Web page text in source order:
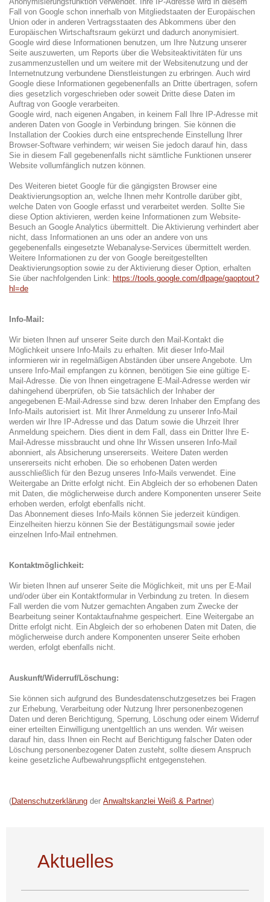
Anonymisierungsfunktion verwendet. Ihre IP-Adresse wird in diesem
Fall von Google schon innerhalb von Mitgliedstaaten der Europäischen
Union oder in anderen Vertragsstaaten des Abkommens über den
Europäischen Wirtschaftsraum gekürzt und dadurch anonymisiert.
Google wird diese Informationen benutzen, um Ihre Nutzung unserer
Seite auszuwerten, um Reports über die Websiteaktivitäten für uns
zusammenzustellen und um weitere mit der Websitenutzung und der
Internetnutzung verbundene Dienstleistungen zu erbringen. Auch wird
Google diese Informationen gegebenenfalls an Dritte übertragen, sofern
dies gesetzlich vorgeschrieben oder soweit Dritte diese Daten im
Auftrag von Google verarbeiten.
Google wird, nach eigenen Angaben, in keinem Fall Ihre IP-Adresse mit
anderen Daten von Google in Verbindung bringen. Sie können die
Installation der Cookies durch eine entsprechende Einstellung Ihrer
Browser-Software verhindern; wir weisen Sie jedoch darauf hin, dass
Sie in diesem Fall gegebenenfalls nicht sämtliche Funktionen unserer
Website vollumfänglich nutzen können.
Des Weiteren bietet Google für die gängigsten Browser eine
Deaktivierungsoption an, welche Ihnen mehr Kontrolle darüber gibt,
welche Daten von Google erfasst und verarbeitet werden. Sollte Sie
diese Option aktivieren, werden keine Informationen zum Website-
Besuch an Google Analytics übermittelt. Die Aktivierung verhindert aber
nicht, dass Informationen an uns oder an andere von uns
gegebenenfalls eingesetzte Webanalyse-Services übermittelt werden.
Weitere Informationen zu der von Google bereitgestellten
Deaktivierungsoption sowie zu der Aktivierung dieser Option, erhalten
Sie über nachfolgenden Link: https://tools.google.com/dlpage/gaoptout?
hl=de
Info-Mail:
Wir bieten Ihnen auf unserer Seite durch den Mail-Kontakt die
Möglichkeit unsere Info-Mails zu erhalten. Mit dieser Info-Mail
informieren wir in regelmäßigen Abständen über unsere Angebote. Um
unsere Info-Mail empfangen zu können, benötigen Sie eine gültige E-
Mail-Adresse. Die von Ihnen eingetragene E-Mail-Adresse werden wir
dahingehend überprüfen, ob Sie tatsächlich der Inhaber der
angegebenen E-Mail-Adresse sind bzw. deren Inhaber den Empfang des
Info-Mails autorisiert ist. Mit Ihrer Anmeldung zu unserer Info-Mail
werden wir Ihre IP-Adresse und das Datum sowie die Uhrzeit Ihrer
Anmeldung speichern. Dies dient in dem Fall, dass ein Dritter Ihre E-
Mail-Adresse missbraucht und ohne Ihr Wissen unseren Info-Mail
abonniert, als Absicherung unsererseits. Weitere Daten werden
unsererseits nicht erhoben. Die so erhobenen Daten werden
ausschließlich für den Bezug unseres Info-Mails verwendet. Eine
Weitergabe an Dritte erfolgt nicht. Ein Abgleich der so erhobenen Daten
mit Daten, die möglicherweise durch andere Komponenten unserer Seite
erhoben werden, erfolgt ebenfalls nicht.
Das Abonnement dieses Info-Mails können Sie jederzeit kündigen.
Einzelheiten hierzu können Sie der Bestätigungsmail sowie jeder
einzelnen Info-Mail entnehmen.
Kontaktmöglichkeit:
Wir bieten Ihnen auf unserer Seite die Möglichkeit, mit uns per E-Mail
und/oder über ein Kontaktformular in Verbindung zu treten. In diesem
Fall werden die vom Nutzer gemachten Angaben zum Zwecke der
Bearbeitung seiner Kontaktaufnahme gespeichert. Eine Weitergabe an
Dritte erfolgt nicht. Ein Abgleich der so erhobenen Daten mit Daten, die
möglicherweise durch andere Komponenten unserer Seite erhoben
werden, erfolgt ebenfalls nicht.
Auskunft/Widerruf/Löschung:
Sie können sich aufgrund des Bundesdatenschutzgesetzes bei Fragen
zur Erhebung, Verarbeitung oder Nutzung Ihrer personenbezogenen
Daten und deren Berichtigung, Sperrung, Löschung oder einem Widerruf
einer erteilten Einwilligung unentgeltlich an uns wenden. Wir weisen
darauf hin, dass Ihnen ein Recht auf Berichtigung falscher Daten oder
Löschung personenbezogener Daten zusteht, sollte diesem Anspruch
keine gesetzliche Aufbewahrungspflicht entgegenstehen.
(Datenschutzerklärung der Anwaltskanzlei Weiß & Partner)
Aktuelles